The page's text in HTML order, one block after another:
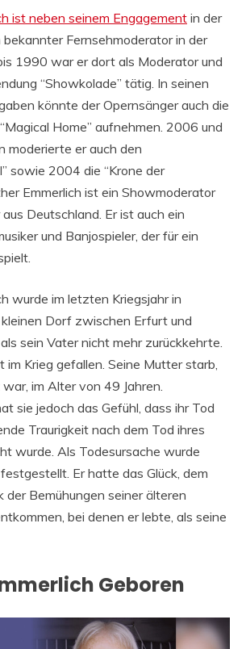
ist neben seinem Engagementin der
bekannter Fernsehmoderator in der
1990 war er dort als Moderator und
“Showkolade” tätig. In seinen
könnte der Opernsänger auch die
Home” aufnehmen. 2006 und
moderierte er auch den
sowie 2004 die “Krone der
Emmerlich ist ein Showmoderator
Deutschland. Er ist auch ein
und Banjospieler, der für ein
wurde im letzten Kriegsjahr in
kleinen Dorf zwischen Erfurt und
sein Vater nicht mehr zurückkehrte.
im Krieg gefallen. Seine Mutter starb,
im Alter von 49 Jahren.
sie jedoch das Gefühl, dass ihr Tod
Traurigkeit nach dem Tod ihres
wurde. Als Todesursache wurde
Er hatte das Glück, dem
der Bemühungen seiner älteren
bei denen er lebte, als seine
Geboren